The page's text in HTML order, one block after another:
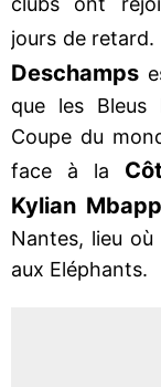
jours de
Deschamps
que les Bleus
Coupe du
face à la
Kylian
Nantes, lieu
aux Eléphants.